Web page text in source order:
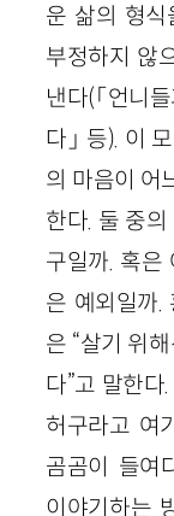
운 삶의 형식
부정하지 않
낸다(「언니
다」 등). 이
의 마음이 어
한다. 둘 중
구일까. 혹은
은 예외일까.
은 “살기 위
다”고 말한
허구라고 여
곰곰이 들여
이야기하는